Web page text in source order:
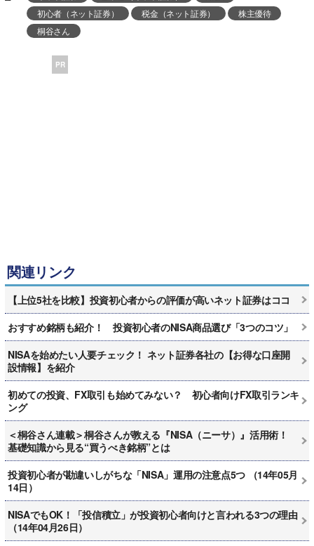
初心者（ネット証券）
税金（ネット証券）
株主優待
桐谷さん
PR
関連リンク
【上位5社を比較】投資初心者からの評価が高いネット証券はココ
おすすめ銘柄も紹介！ 投資初心者のNISA商品選び「3つのコツ」
NISAを始めたい人要チェック！ ネット証券各社の【お得な口座開
設情報】を紹介
初めての投資、FX取引も始めてみない？ 初心者向けFX取引ランキ
ング
＜桐谷さん連載＞桐谷さんが教える『NISA（ニーサ）』活用術！
基礎知識から見る“買うべき銘柄”とは
投資初心者が勘違いしがちな「NISA」運用の注意点5つ （14年05月
14日）
NISAでもOK！「投信積立」が投資初心者向けと言われる3つの理由
（14年04月26日）